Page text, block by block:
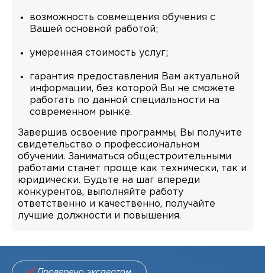
возможность совмещения обучения с
Вашей основной работой;
умеренная стоимость услуг;
гарантия предоставления Вам актуальной
информации, без которой Вы не сможете
работать по данной специальности на
современном рынке.
Завершив освоение программы, Вы получите
свидетельство о профессиональном
обучении. Заниматься общестроительными
работами станет проще как технически, так и
юридически. Будьте на шаг впереди
конкурентов, выполняйте работу
ответственно и качественно, получайте
лучшие должности и повышения.